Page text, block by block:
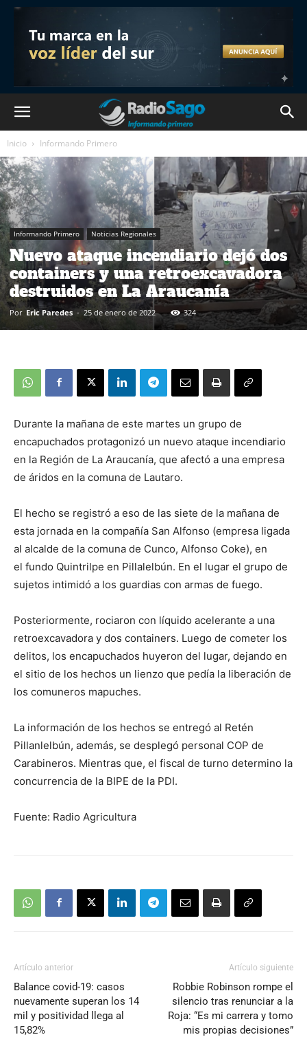
Inicio Informando Primero
Informando Primero Noticias Regionales
Nuevo ataque incendiario dejó dos
containers y una retroexcavadora
destruidos en La Araucanía
Por Eric Paredes - 25 de enero de 2022 324
Durante la mañana de este martes un grupo de
encapuchados protagonizó un nuevo ataque incendiario
en la Región de La Araucanía, que afectó a una empresa
de áridos en la comuna de Lautaro.
El hecho se registró a eso de las siete de la mañana de
esta jornada en la compañía San Alfonso (empresa ligada
al alcalde de la comuna de Cunco, Alfonso Coke), en
el fundo Quintrilpe en Pillalelbún. En el lugar el grupo de
sujetos intimidó a los guardias con armas de fuego.
Posteriormente, rociaron con líquido acelerante a una
retroexcavadora y dos containers. Luego de cometer los
delitos, los encapuchados huyeron del lugar, dejando en
el sitio de los hechos un lienzo que pedía la liberación de
los comuneros mapuches.
La información de los hechos se entregó al Retén
Pillanlelbún, además, se desplegó personal COP de
Carabineros. Mientras que, el fiscal de turno determino la
concurrencia de la BIPE de la PDI.
Fuente: Radio Agricultura
Artículo anterior
Balance covid-19: casos
nuevamente superan los 14
mil y positividad llega al
15,82%
Artículo siguiente
Robbie Robinson rompe el
silencio tras renunciar a la
Roja: “Es mi carrera y tomo
mis propias decisiones”